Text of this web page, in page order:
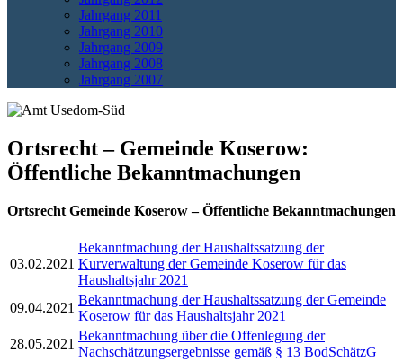
Jahrgang 2011
Jahrgang 2010
Jahrgang 2009
Jahrgang 2008
Jahrgang 2007
Ortsrecht – Gemeinde Koserow:
Öffentliche Bekanntmachungen
Ortsrecht Gemeinde Koserow – Öffentliche Bekanntmachungen
03.02.2021
Bekanntmachung der Haushaltssatzung der
Kurverwaltung der Gemeinde Koserow für das
Haushaltsjahr 2021
09.04.2021
Bekanntmachung der Haushaltssatzung der Gemeinde
Koserow für das Haushaltsjahr 2021
28.05.2021
Bekanntmachung über die Offenlegung der
Nachschätzungsergebnisse gemäß § 13 BodSchätzG